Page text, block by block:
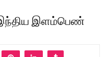
இளம்பெண்